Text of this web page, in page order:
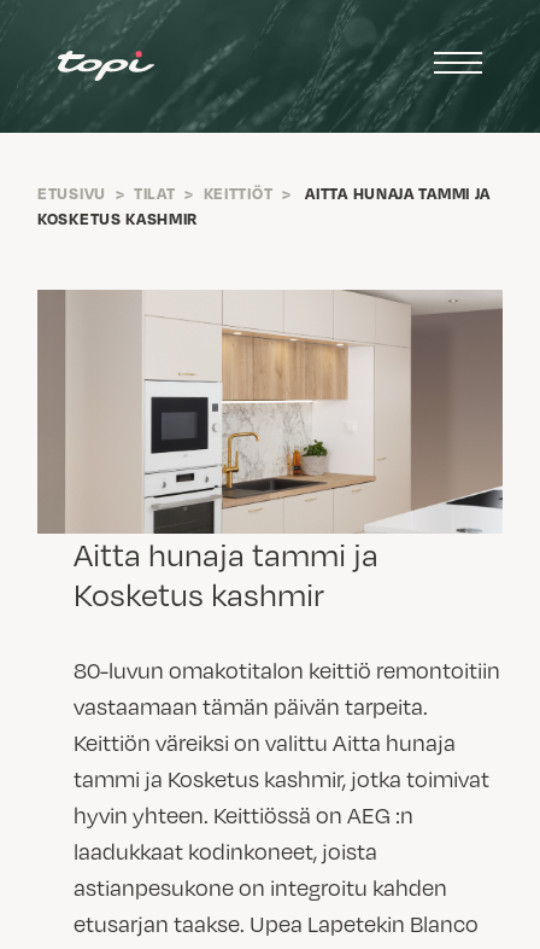
ETUSIVU > TILAT > KEITTIÖT >
AITTA HUNAJA TAMMI JA
KOSKETUS KASHMIR
Aitta hunaja tammi ja
Kosketus kashmir
80-luvun omakotitalon keittiö remontoitiin
vastaamaan tämän päivän tarpeita.
Keittiön väreiksi on valittu Aitta hunaja
tammi ja Kosketus kashmir, jotka toimivat
hyvin yhteen. Keittiössä on AEG :n
laadukkaat kodinkoneet, joista
astianpesukone on integroitu kahden
etusarjan taakse. Upea Lapetekin Blanco